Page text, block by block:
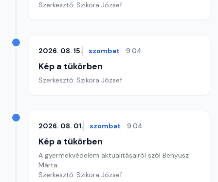
Szerkesztő: Szikora József
2026. 08. 15. szombat 9:04
Kép a tükörben
Szerkesztő: Szikora József
2026. 08. 01. szombat 9:04
Kép a tükörben
A gyermekvédelem aktualitásairól szól Benyusz
Márta
Szerkesztő: Szikora József